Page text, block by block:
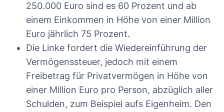
250.000 Euro sind es 60 Prozent und ab
einem Einkommen in Höhe von einer Million
Euro jährlich 75 Prozent.
Die Linke fordert die Wiedereinführung der
Vermögenssteuer, jedoch mit einem
Freibetrag für Privatvermögen in Höhe von
einer Million Euro pro Person, abzüglich aller
Schulden, zum Beispiel aufs Eigenheim. Den